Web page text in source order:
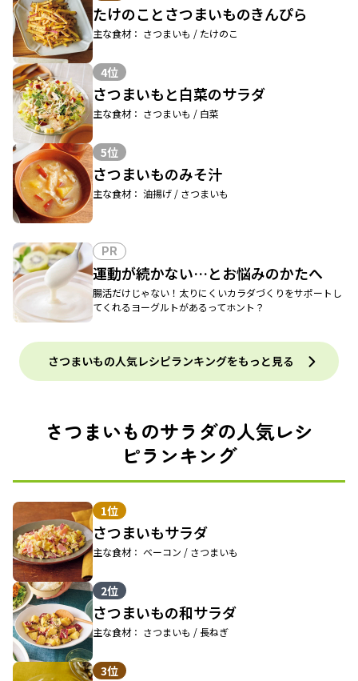
たけのことさつまいものきんぴら
主な食材： さつまいも / たけのこ
4位
さつまいもと白菜のサラダ
主な食材： さつまいも / 白菜
5位
さつまいものみそ汁
主な食材： 油揚げ / さつまいも
PR
運動が続かない…とお悩みのかたへ
腸活だけじゃない！太りにくいカラダづくりをサポートし
てくれるヨーグルトがあるってホント？
さつまいもの人気レシピランキングをもっと見る
さつまいものサラダの人気レシ
ピランキング
1位
さつまいもサラダ
主な食材： ベーコン / さつまいも
2位
さつまいもの和サラダ
主な食材： さつまいも / 長ねぎ
3位